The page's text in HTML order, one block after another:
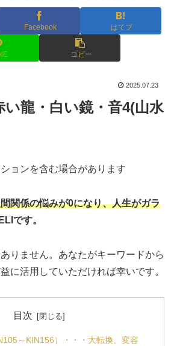
Facebook はてブ
コピー
2025.07.23
い龍・白い鏡・音4(山水
ョンを含む場合があります
関係の悩みが0になり、人生がガラ
です。
りません。あなたがキーワードから
に活用していただければ幸いです。
目次
～KIN156）・・・大転換、変容